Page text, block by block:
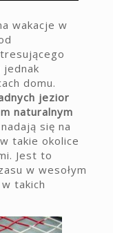
wakacje w
domu.
jezior
naturalnym
się na
takie okolice
Jest to
w wesołym
takich